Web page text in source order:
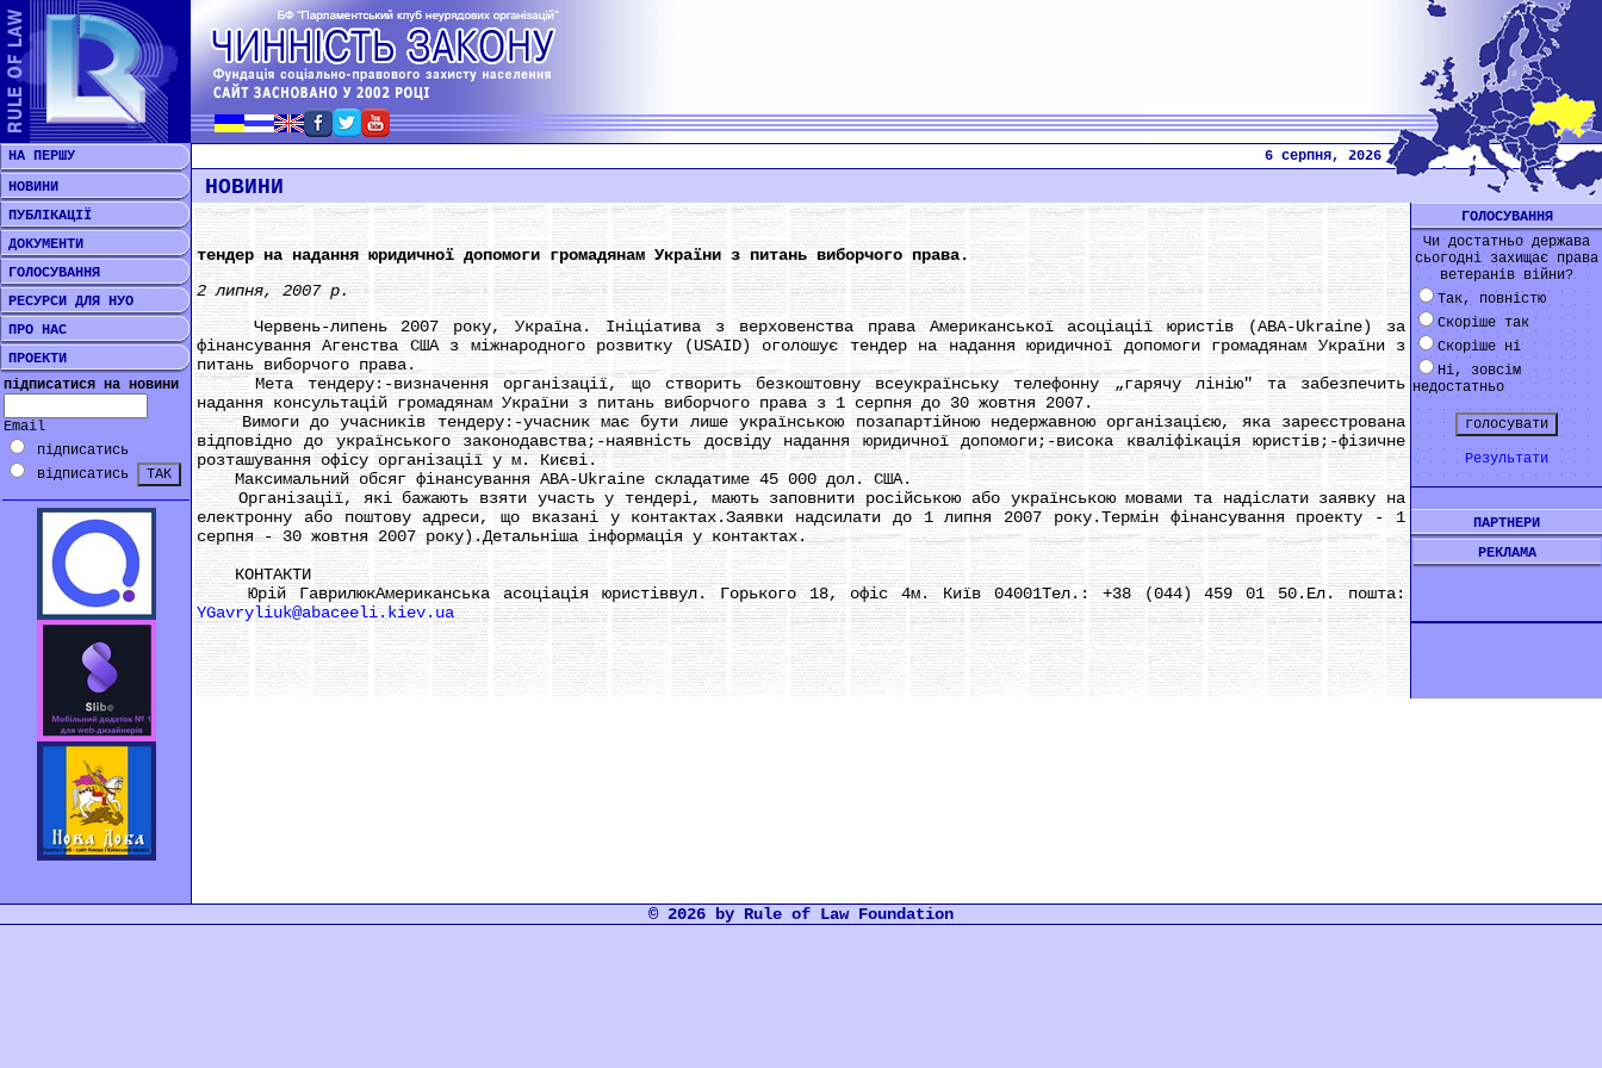
НА ПЕРШУ
6 серпня, 2026
НОВИНИ
ПУБЛІКАЦІЇ
ДОКУМЕНТИ
ГОЛОСУВАННЯ
РЕСУРСИ ДЛЯ НУО
ПРО НАС
ПРОЕКТИ
підписатися на новини
Email
підписатись
відписатись
НОВИНИ
тендер на надання юридичної допомоги громадянам України з питань виборчого права.
2 липня, 2007 р.
Червень-липень 2007 року, Україна. Ініціатива з верховенства права Американської асоціації юристів (ABA-Ukraine) за
фінансування Агенства США з міжнародного розвитку (USAID) оголошує тендер на надання юридичної допомоги громадянам України з
питань виборчого права.
Мета тендеру:-визначення організації, що створить безкоштовну всеукраїнську телефонну „гарячу лінію" та забезпечить
надання консультацій громадянам України з питань виборчого права з 1 серпня до 30 жовтня 2007.
Вимоги до учасників тендеру:-учасник має бути лише українською позапартійною недержавною організацією, яка зареєстрована
відповідно до українського законодавства;-наявність досвіду надання юридичної допомоги;-висока кваліфікація юристів;-фізичне
розташування офісу організації у м. Києві.
Максимальний обсяг фінансування ABA-Ukraine складатиме 45 000 дол. США.
Організації, які бажають взяти участь у тендері, мають заповнити російською або українською мовами та надіслати заявку на
електронну або поштову адреси, що вказані у контактах.Заявки надсилати до 1 липня 2007 року.Термін фінансування проекту - 1
серпня - 30 жовтня 2007 року).Детальніша інформація у контактах.
КОНТАКТИ
Юрій ГаврилюкАмериканська асоціація юристіввул. Горького 18, офіс 4м. Київ 04001Тел.: +38 (044) 459 01 50.Ел. пошта:
YGavryliuk@abaceeli.kiev.ua
ГОЛОСУВАННЯ
Чи достатньо держава
сьогодні захищає права
ветеранів війни?
Так, повністю
Скоріше так
Скоріше ні
Ні, зовсім
недостатньо
Результати
ПАРТНЕРИ
РЕКЛАМА
© 2026 by Rule of Law Foundation